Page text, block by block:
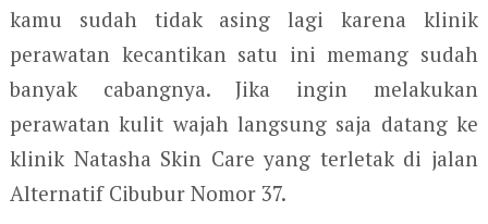
kamu sudah tidak asing lagi karena klinik
perawatan kecantikan satu ini memang sudah
banyak cabangnya. Jika ingin melakukan
perawatan kulit wajah langsung saja datang ke
klinik Natasha Skin Care yang terletak di jalan
Alternatif Cibubur Nomor 37.